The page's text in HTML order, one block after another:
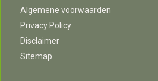
Algemene voorwaarden
Privacy Policy
Disclaimer
Sitemap